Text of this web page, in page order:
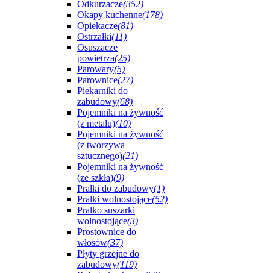
Odkurzacze(352)
Okapy kuchenne(178)
Opiekacze(81)
Ostrzałki(11)
Osuszacze
powietrza(25)
Parowary(5)
Parownice(27)
Piekarniki do
zabudowy(68)
Pojemniki na żywność
(z metalu)(10)
Pojemniki na żywność
(z tworzywa
sztucznego)(21)
Pojemniki na żywność
(ze szkła)(9)
Pralki do zabudowy(1)
Pralki wolnostojące(52)
Pralko suszarki
wolnostojące(3)
Prostownice do
włosów(37)
Płyty grzejne do
zabudowy(119)